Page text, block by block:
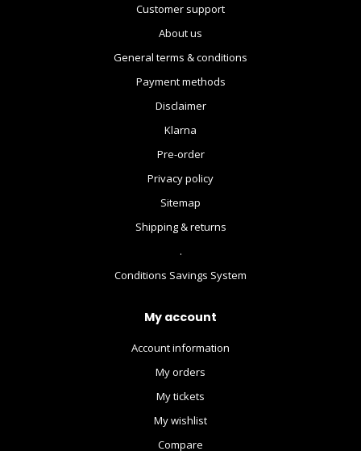
Customer support
About us
General terms & conditions
Payment methods
Disclaimer
Klarna
Pre-order
Privacy policy
Sitemap
Shipping & returns
.
Conditions Savings System
My account
Account information
My orders
My tickets
My wishlist
Compare